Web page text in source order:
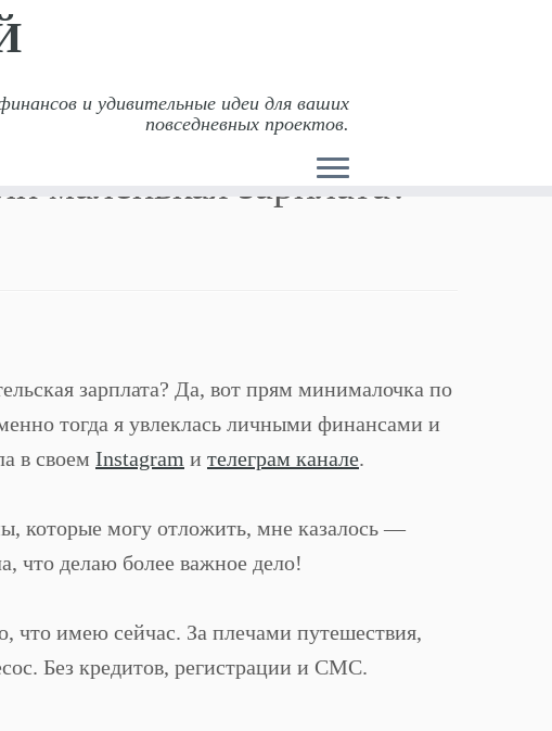
и удивительные идеи для ваших
повседневных проектов.
маленькая зарплата?
зарплата? Да, вот прям минималочка по
тогда я увлеклась личными финансами и
в своем Instagram и телеграм канале.
которые могу отложить, мне казалось —
что делаю более важное дело!
имею сейчас. За плечами путешествия,
Без кредитов, регистрации и СМС.